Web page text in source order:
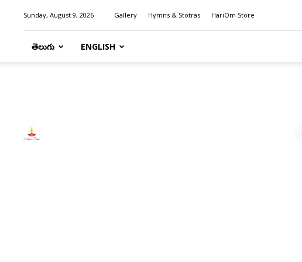
Sunday, August 9, 2026 Gallery Hymns & Stotras HariOm Store
తెలుగు ENGLISH